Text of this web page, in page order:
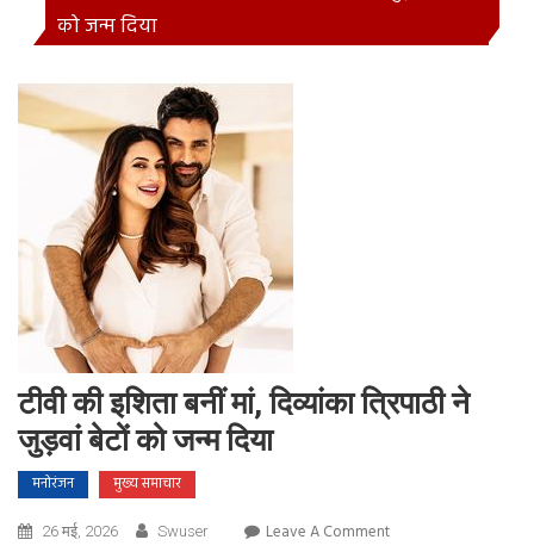
को जन्म दिया
टीवी की इशिता बनीं मां, दिव्यांका त्रिपाठी ने
जुड़वां बेटों को जन्म दिया
मनोरंजन मुख्य समाचार
26 मई, 2026 Swuser Leave A CommentOn